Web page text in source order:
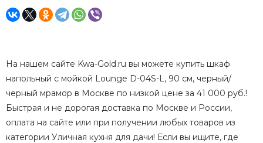
На нашем сайте Kwa-Gold.ru вы можете купить шкаф
напольный с мойкой Lounge D-04S-L, 90 см, черный/
черный мрамор в Москве по низкой цене за 41 000 руб.!
Быстрая и не дорогая доставка по Москве и России,
оплата на сайте или при получении любых товаров из
категории Уличная кухня для дачи! Если вы ищите, где